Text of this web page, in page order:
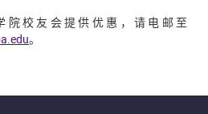
院校友会提供优惠，请电邮至
。